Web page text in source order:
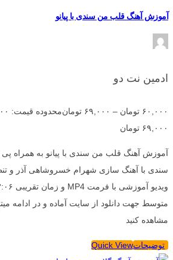
آموزش آهنگ قلب من سندی با پیانو
ادمین نت دو
۶۰,۰۰۰ تومان – ۶۹,۰۰۰ تومان
۶۹,۰۰۰ تومان
آموزش آهنگ قلب من سندی با پیانو به همراه
سندی با آهنگ سازی شهرام خسروشاهی آذر و
متوسط جهت دانلود از سایت آماده و در ادامه
مشاهده کنید
توضیحاتQuick View